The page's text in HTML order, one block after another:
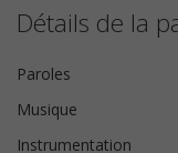
Détails de la
Paroles
Musique
Instrumentation